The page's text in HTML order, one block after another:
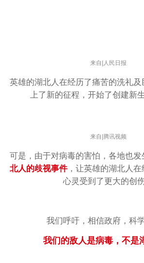
来自 人民日报
英雄的湖北人在经历了痛苦的洗礼
上了新的征程，开始了创建新
来自|腾讯视频
可是，由于对病毒的害怕，各地也发
北人的歧视事件，让英雄的湖北人在
心灵受到了更大的创伤
我们呼吁，相信政府，科学
我们的敌人是病毒，不是